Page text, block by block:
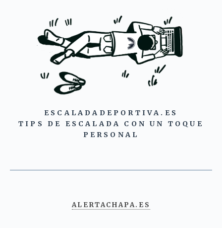
ESCALADADEPORTIVA.ES
TIPS DE ESCALADA CON UN TOQUE
PERSONAL
ALERTACHAPA.ES